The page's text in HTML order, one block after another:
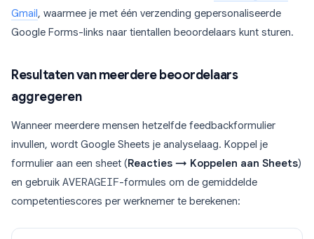
Gmail , waarmee je met één verzending gepersonaliseerde
Google Forms-links naar tientallen beoordelaars kunt sturen.
Resultaten van meerdere beoordelaars
aggregeren
Wanneer meerdere mensen hetzelfde feedbackformulier
invullen, wordt Google Sheets je analyselaag. Koppel je
formulier aan een sheet (Reacties → Koppelen aan Sheets)
en gebruik AVERAGEIF-formules om de gemiddelde
competentiescores per werknemer te berekenen: